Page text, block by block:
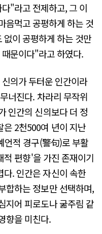
"라고 전제하고, 그 이
음먹고 공평하게 하는 것
없이 공평하게 하는 것만
문이다"라고 하였다.
의가 두터운 인간이라
너진다. 차라리 무작위
인간의 신의보다 더 정
은 2천500여 년이 지난
언적 경구(警句)로 부활
편향'을 가진 존재이기
다. 인간은 자신이 속한
합하는 정보만 선택하며,
지어 피로도나 굶주림 같
향을 미친다.